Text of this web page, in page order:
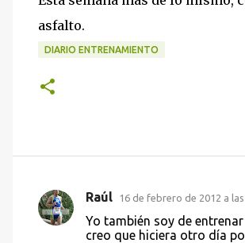
asfalto.
DIARIO ENTRENAMIENTO
C
Raúl 16 de febrero de 2012 a
Yo también soy de
creo que hiciera otro día